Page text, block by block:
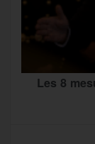
Les 8